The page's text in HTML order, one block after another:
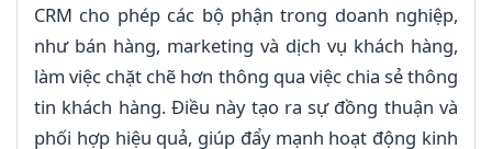
CRM cho phép các bộ phận trong doanh nghiệp,
như bán hàng, marketing và dịch vụ khách hàng,
làm việc chặt chẽ hơn thông qua việc chia sẻ thông
tin khách hàng. Điều này tạo ra sự đồng thuận và
phối hợp hiệu quả, giúp đẩy mạnh hoạt động kinh